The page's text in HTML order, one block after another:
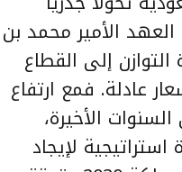
الأمير محمد بن
إلى القطاع
عادلة. فمع ارتفاع
الأخيرة،
لإيجاد